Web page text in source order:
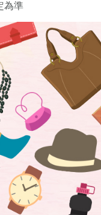
為準